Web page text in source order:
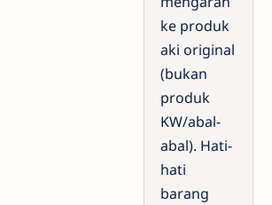
ke produk
aki original
(bukan
produk
KW/abal-
abal). Hati-
hati
barang